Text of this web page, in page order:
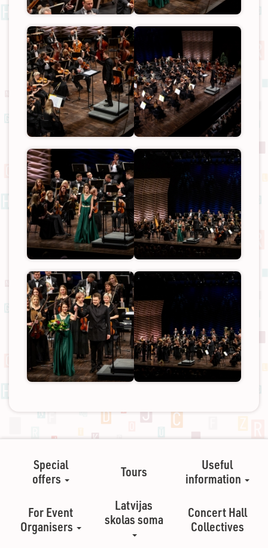
Special
offers
Tours
Useful
information
For Event
Organisers
Latvijas
skolas soma
Concert Hall
Collectives